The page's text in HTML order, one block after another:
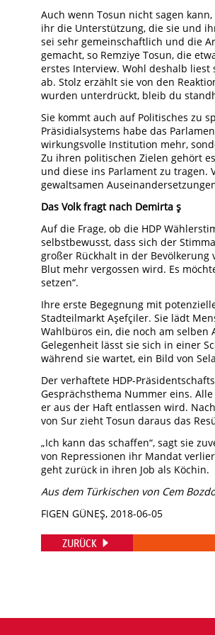
Auch wenn Tosun nicht sagen
ihr die Unterstützung, die sie und
sei sehr gemeinschaftlich und die
gemacht, so Remziye Tosun, die
erstes Interview. Wohl deshalb
ab. Stolz erzählt sie von den
wurden unterdrückt, bleib du
Sie kommt auch auf Politisches zu
Präsidialsystems habe das
wirkungsvolle Institution mehr,
Zu ihren politischen Zielen gehört
und diese ins Parlament zu tragen.
gewaltsamen
Das Volk fragt nach Demirta ş
Auf die Frage, ob die HDP
selbstbewusst, dass sich der
großer Rückhalt in der Bevölkerung
Blut mehr vergossen wird. Es
setzen“.
Ihre erste Begegnung mit
Stadteilmarkt Aşefçiler. Sie lädt
Wahlbüros ein, die noch am
Gelegenheit lässt sie sich in einer
während sie wartet, ein Bild von
Der verhaftete HDP-
Gesprächsthema Nummer eins.
er aus der Haft entlassen wird.
von Sur zieht Tosun daraus das
„Ich kann das schaffen“, sagt sie
von Repressionen ihr Mandat
geht zurück in ihren Job als Köchin.
Aus dem Türkischen von Cem
FIGEN GÜNEŞ, 2018-06-05
ZURÜCK